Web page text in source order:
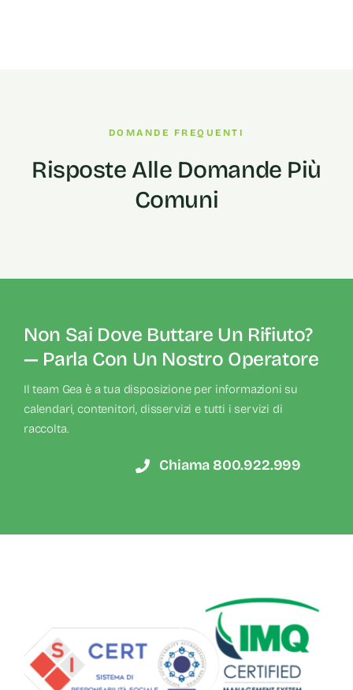
DOMANDE FREQUENTI
Risposte Alle Domande Più
Comuni
Non Sai Dove Buttare Un Rifiuto?
— Parla Con Un Nostro Operatore
Il team Gea è a tua disposizione per informazioni su
calendari, contenitori, disservizi e tutti i servizi di
raccolta.
Chiama 800.922.999